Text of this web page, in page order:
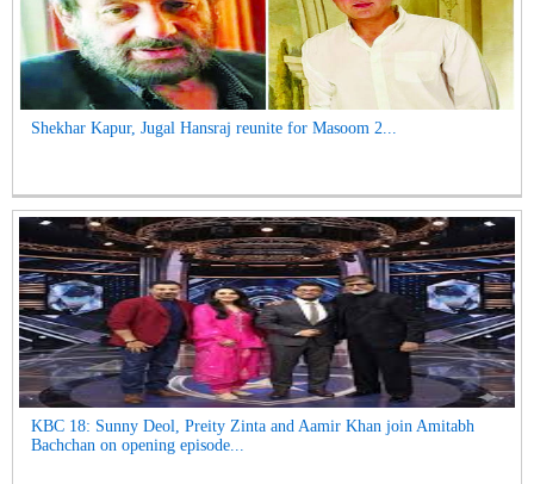
Shekhar Kapur, Jugal Hansraj reunite for Masoom 2...
KBC 18: Sunny Deol, Preity Zinta and Aamir Khan join Amitabh
Bachchan on opening episode...